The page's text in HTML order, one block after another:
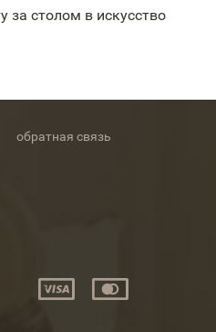
за столом в искусство
обратная связь